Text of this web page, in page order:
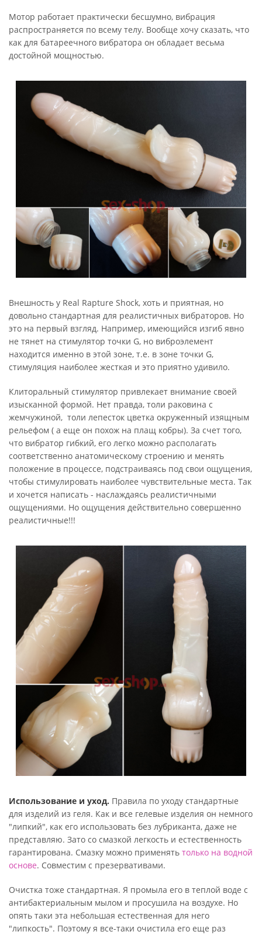
Мотор работает практически бесшумно, вибрация
распространяется по всему телу. Вообще хочу сказать, что
как для батареечного вибратора он обладает весьма
достойной мощностью.
Внешность у Real Rapture Shock, хоть и приятная, но
довольно стандартная для реалистичных вибраторов. Но
это на первый взгляд. Например, имеющийся изгиб явно
не тянет на стимулятор точки G, но виброэлемент
находится именно в этой зоне, т.е. в зоне точки G,
стимуляция наиболее жесткая и это приятно удивило.
Клиторальный стимулятор привлекает внимание своей
изысканной формой. Нет правда, толи раковина с
жемчужиной, толи лепесток цветка окруженный изящным
рельефом ( а еще он похож на плащ кобры). За счет того,
что вибратор гибкий, его легко можно располагать
соответственно анатомическому строению и менять
положение в процессе, подстраиваясь под свои ощущения,
чтобы стимулировать наиболее чувствительные места. Так
и хочется написать - наслаждаясь реалистичными
ощущениями. Но ощущения действительно совершенно
реалистичные!!!
Использование и уход. Правила по уходу стандартные
для изделий из геля. Как и все гелевые изделия он немного
"липкий", как его использовать без лубриканта, даже не
представляю. Зато со смазкой легкость и естественность
гарантирована. Смазку можно применять только на водной
основе. Совместим с презервативами.
Очистка тоже стандартная. Я промыла его в теплой воде с
антибактериальным мылом и просушила на воздухе. Но
опять таки эта небольшая естественная для него
"липкость". Поэтому я все-таки очистила его еще раз